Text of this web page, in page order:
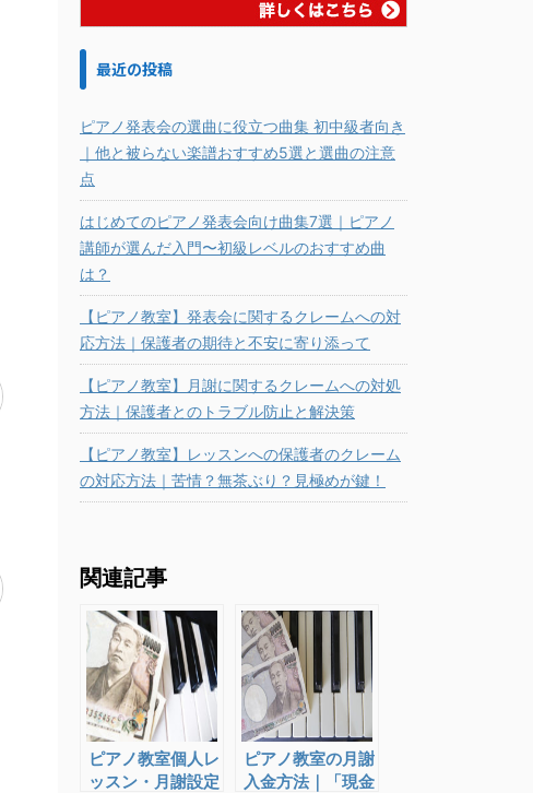
最近の投稿
ピアノ発表会の選曲に役立つ曲集 初中級者向き
｜他と被らない楽譜おすすめ5選と選曲の注意
点
はじめてのピアノ発表会向け曲集7選｜ピアノ
講師が選んだ入門〜初級レベルのおすすめ曲
は？
【ピアノ教室】発表会に関するクレームへの対
応方法｜保護者の期待と不安に寄り添って
【ピアノ教室】月謝に関するクレームへの対処
方法｜保護者とのトラブル防止と解決策
【ピアノ教室】レッスンへの保護者のクレーム
の対応方法｜苦情？無茶ぶり？見極めが鍵！
関連記事
ピアノ教室個人レ
ッスン・月謝設定
ピアノ教室の月謝
入金方法｜「現金